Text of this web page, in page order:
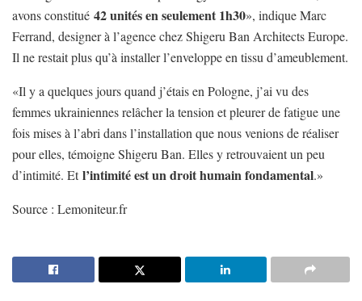
avons constitué 42 unités en seulement 1h30», indique Marc
Ferrand, designer à l’agence chez Shigeru Ban Architects Europe.
Il ne restait plus qu’à installer l’enveloppe en tissu d’ameublement.
«Il y a quelques jours quand j’étais en Pologne, j’ai vu des
femmes ukrainiennes relâcher la tension et pleurer de fatigue une
fois mises à l’abri dans l’installation que nous venions de réaliser
pour elles, témoigne Shigeru Ban. Elles y retrouvaient un peu
d’intimité. Etl’intimité est un droit humain fondamental.»
Source : Lemoniteur.fr